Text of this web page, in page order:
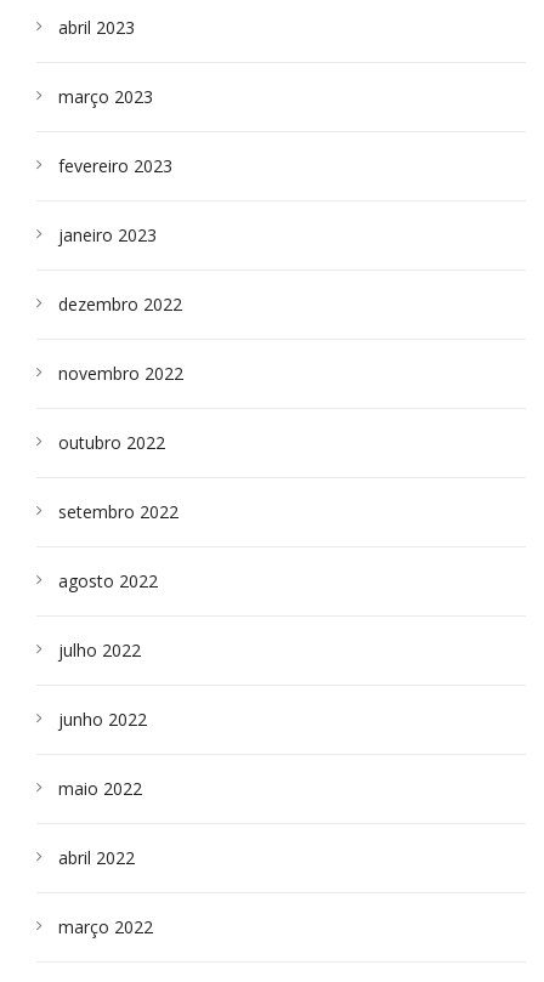
abril 2023
março 2023
fevereiro 2023
janeiro 2023
dezembro 2022
novembro 2022
outubro 2022
setembro 2022
agosto 2022
julho 2022
junho 2022
maio 2022
abril 2022
março 2022